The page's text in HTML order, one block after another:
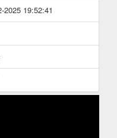
19:52:41